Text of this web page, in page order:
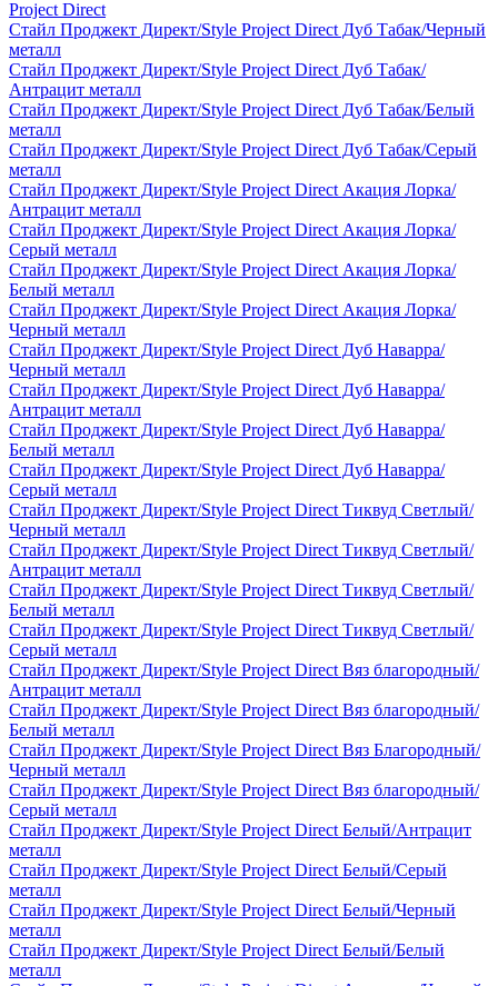
Project Direct
Стайл Проджект Директ/Style Project Direct Дуб Табак/Черный
металл
Стайл Проджект Директ/Style Project Direct Дуб Табак/
Антрацит металл
Стайл Проджект Директ/Style Project Direct Дуб Табак/Белый
металл
Стайл Проджект Директ/Style Project Direct Дуб Табак/Серый
металл
Стайл Проджект Директ/Style Project Direct Акация Лорка/
Антрацит металл
Стайл Проджект Директ/Style Project Direct Акация Лорка/
Серый металл
Стайл Проджект Директ/Style Project Direct Акация Лорка/
Белый металл
Стайл Проджект Директ/Style Project Direct Акация Лорка/
Черный металл
Стайл Проджект Директ/Style Project Direct Дуб Наварра/
Черный металл
Стайл Проджект Директ/Style Project Direct Дуб Наварра/
Антрацит металл
Стайл Проджект Директ/Style Project Direct Дуб Наварра/
Белый металл
Стайл Проджект Директ/Style Project Direct Дуб Наварра/
Серый металл
Стайл Проджект Директ/Style Project Direct Тиквуд Светлый/
Черный металл
Стайл Проджект Директ/Style Project Direct Тиквуд Светлый/
Антрацит металл
Стайл Проджект Директ/Style Project Direct Тиквуд Светлый/
Белый металл
Стайл Проджект Директ/Style Project Direct Тиквуд Светлый/
Серый металл
Стайл Проджект Директ/Style Project Direct Вяз благородный/
Антрацит металл
Стайл Проджект Директ/Style Project Direct Вяз благородный/
Белый металл
Стайл Проджект Директ/Style Project Direct Вяз Благородный/
Черный металл
Стайл Проджект Директ/Style Project Direct Вяз благородный/
Серый металл
Стайл Проджект Директ/Style Project Direct Белый/Антрацит
металл
Стайл Проджект Директ/Style Project Direct Белый/Серый
металл
Стайл Проджект Директ/Style Project Direct Белый/Черный
металл
Стайл Проджект Директ/Style Project Direct Белый/Белый
металл